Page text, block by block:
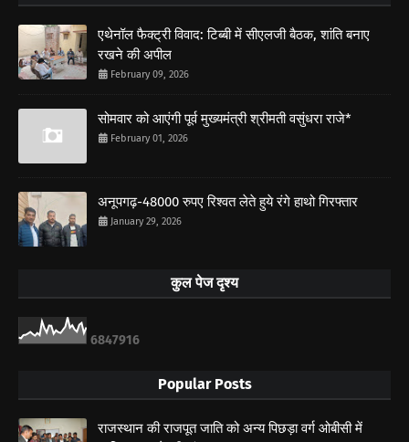
एथेनॉल फैक्ट्री विवाद: टिब्बी में सीएलजी बैठक, शांति बनाए
रखने की अपील
February 09, 2026
सोमवार को आएंगी पूर्व मुख्यमंत्री श्रीमती वसुंधरा राजे*
February 01, 2026
अनूपगढ़-48000 रुपए रिश्वत लेते हुये रंगे हाथो गिरफ्तार
January 29, 2026
कुल पेज दृश्य
6847916
Popular Posts
राजस्थान की राजपूत जाति को अन्य पिछड़ा वर्ग ओबीसी में